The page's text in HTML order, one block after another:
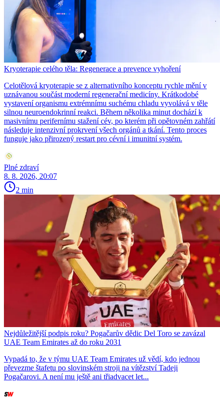
Kryoterapie celého těla: Regenerace a prevence vyhoření
Celotělová kryoterapie se z alternativního konceptu rychle mění v
uznávanou součást moderní regenerační medicíny. Krátkodobé
vystavení organismu extrémnímu suchému chladu vyvolává v těle
silnou neuroendokrinní reakci. Během několika minut dochází k
masivnímu perifernímu stažení cév, po kterém při opětovném zahřátí
následuje intenzivní prokrvení všech orgánů a tkání. Tento proces
funguje jako přirozený restart pro cévní i imunitní systém.
Plné zdraví
8. 8. 2026, 20:07
2 min
Nejdůležitější podpis roku? Pogačarův dědic Del Toro se zavázal
UAE Team Emirates až do roku 2031
Vypadá to, že v týmu UAE Team Emirates už vědí, kdo jednou
převezme štafetu po slovinském stroji na vítězství Tadeji
Pogačarovi. A není mu ještě ani třiadvacet let...